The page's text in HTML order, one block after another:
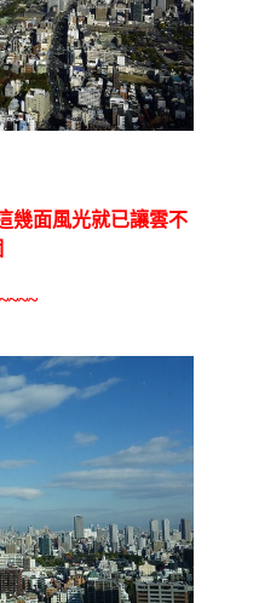
幾面風光就已讓雲不